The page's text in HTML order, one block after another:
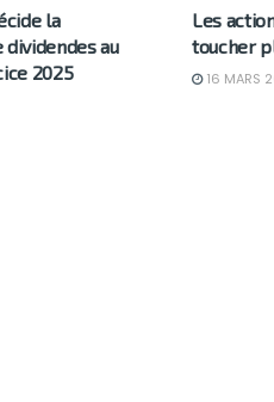
la
au
2025
Les
toucher
16 MARS